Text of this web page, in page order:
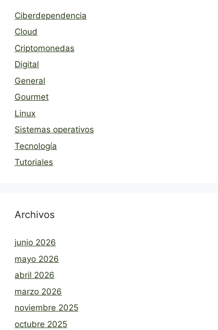
Ciberdependencia
Cloud
Criptomonedas
Digital
General
Gourmet
Linux
Sistemas operativos
Tecnología
Tutoriales
Archivos
junio 2026
mayo 2026
abril 2026
marzo 2026
noviembre 2025
octubre 2025